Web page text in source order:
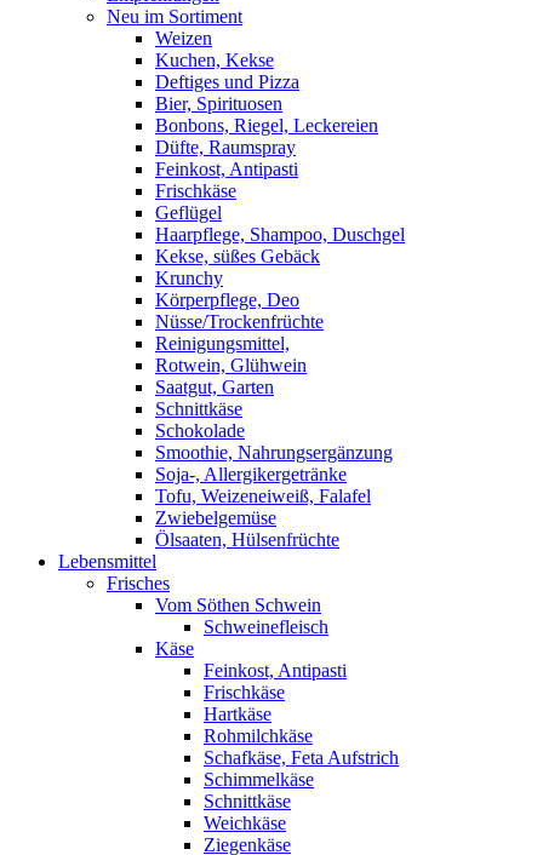
Neu im Sortiment
Weizen
Kuchen, Kekse
Deftiges und Pizza
Bier, Spirituosen
Bonbons, Riegel, Leckereien
Düfte, Raumspray
Feinkost, Antipasti
Frischkäse
Geflügel
Haarpflege, Shampoo, Duschgel
Kekse, süßes Gebäck
Krunchy
Körperpflege, Deo
Nüsse/Trockenfrüchte
Reinigungsmittel,
Rotwein, Glühwein
Saatgut, Garten
Schnittkäse
Schokolade
Smoothie, Nahrungsergänzung
Soja-, Allergikergetränke
Tofu, Weizeneiweiß, Falafel
Zwiebelgemüse
Ölsaaten, Hülsenfrüchte
Lebensmittel
Frisches
Vom Söthen Schwein
Schweinefleisch
Käse
Feinkost, Antipasti
Frischkäse
Hartkäse
Rohmilchkäse
Schafkäse, Feta Aufstrich
Schimmelkäse
Schnittkäse
Weichkäse
Ziegenkäse